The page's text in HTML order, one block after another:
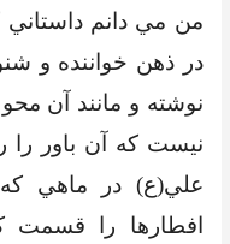
من مي دانم
در ذهن خواننده و
نوشته و مانند آن
نيست که آن باور را
علي(ع) در ماهي
افطارها را قسمت